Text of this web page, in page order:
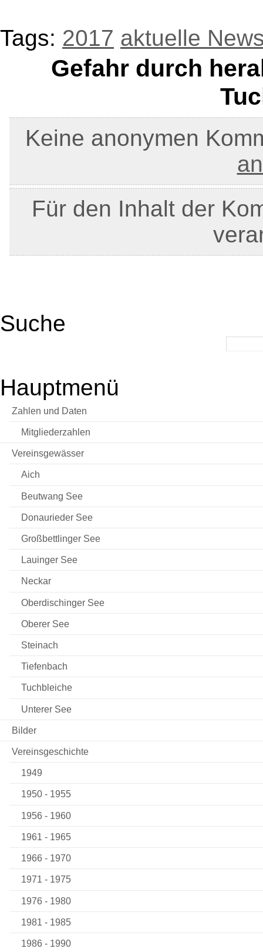
Tags: 2017 aktuelle
Gefahr durch
Keine anonymen
Für den Inhalt der
Suche
Hauptmenü
Zahlen und Daten
Mitgliederzahlen
Vereinsgewässer
Aich
Beutwang See
Donaurieder See
Großbettlinger See
Lauinger See
Neckar
Oberdischinger See
Oberer See
Steinach
Tiefenbach
Tuchbleiche
Unterer See
Bilder
Vereinsgeschichte
1949
1950 - 1955
1956 - 1960
1961 - 1965
1966 - 1970
1971 - 1975
1976 - 1980
1981 - 1985
1986 - 1990